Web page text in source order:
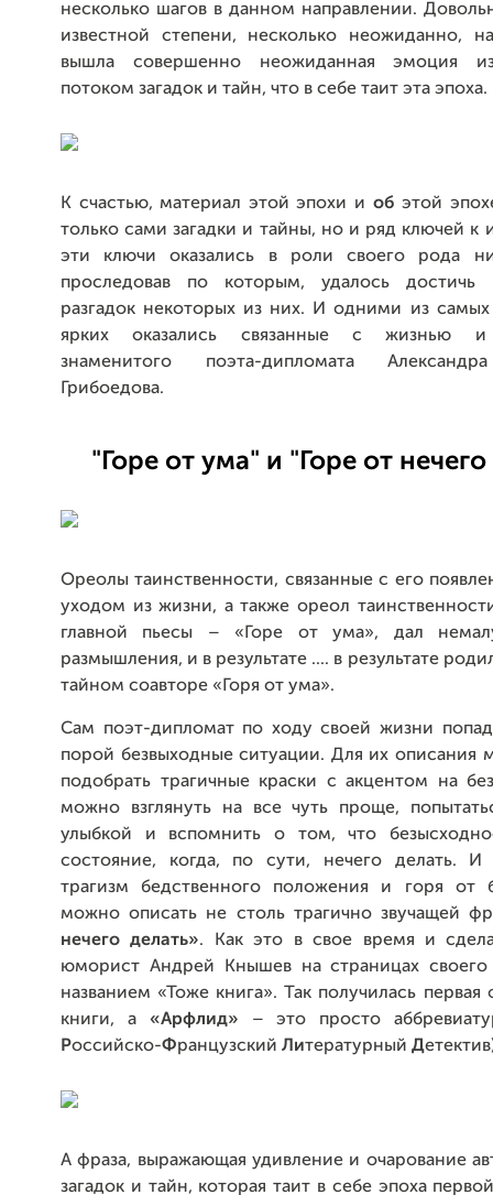
несколько шагов в данном направлении.
известной степени, несколько неожиданно,
вышла совершенно неожиданная эмоция
потоком загадок и тайн, что в себе таит эта эпоха.
К счастью, материал этой эпохи и об этой
только сами загадки и тайны, но и ряд ключей к
эти ключи оказались в роли своего рода
проследовав по которым, удалось достичь
разгадок некоторых из них. И одними из
ярких оказались связанные с жизнью и
знаменитого поэта-дипломата
Грибоедова.
"Горе от ума" и "Горе от нечего
Ореолы таинственности, связанные с его
уходом из жизни, а также ореол
главной пьесы – «Горе от ума», дал
размышления, и в результате .... в результате
тайном соавторе «Горя от ума».
Сам поэт-дипломат по ходу своей жизни
порой безвыходные ситуации. Для их описания
подобрать трагичные краски с акцентом на
можно взглянуть на все чуть проще,
улыбкой и вспомнить о том, что
состояние, когда, по сути, нечего делать. И
трагизм бедственного положения и горя от
можно описать не столь трагично звучащей
нечего делать». Как это в свое время и
юморист Андрей Кнышев на страницах своего
названием «Тоже книга». Так получилась первая
книги, а «Арфлид» – это просто
Российско-Французский Литературный Д
А фраза, выражающая удивление и очарование
загадок и тайн, которая таит в себе эпоха